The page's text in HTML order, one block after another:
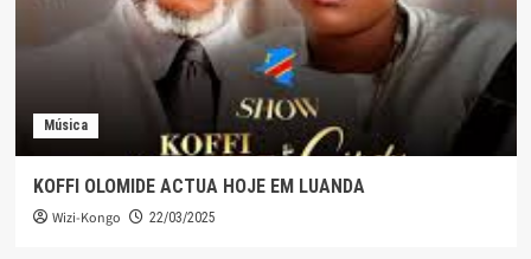
Música
KOFFI OLOMIDE ACTUA HOJE EM LUANDA
Wizi-Kongo 22/03/2025